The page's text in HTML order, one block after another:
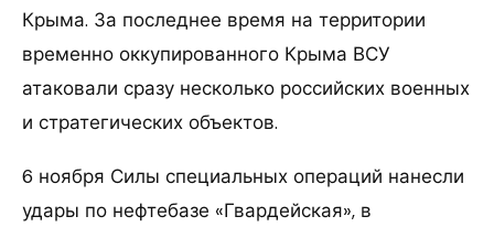
Крыма. За последнее время на территории
временно оккупированного Крыма ВСУ
атаковали сразу несколько российских военных
и стратегических объектов.
6 ноября Силы специальных операций нанесли
удары по нефтебазе «Гвардейская», в